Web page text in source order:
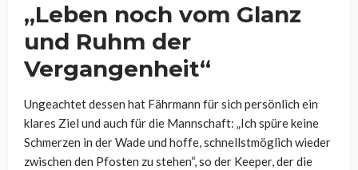
„Leben noch vom Glanz
und Ruhm der
Vergangenheit“
Ungeachtet dessen hat Fährmann für sich persönlich ein
klares Ziel und auch für die Mannschaft: „Ich spüre keine
Schmerzen in der Wade und hoffe, schnellstmöglich wieder
zwischen den Pfosten zu stehen“, so der Keeper, der die